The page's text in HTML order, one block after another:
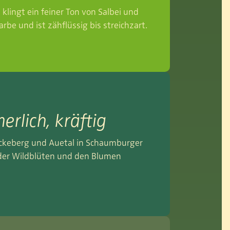
ein feiner Ton von Salbei und
und ist zähflüssig bis streichzart.
kräftig
und Auetal in Schaumburger
Wildblüten und den Blumen